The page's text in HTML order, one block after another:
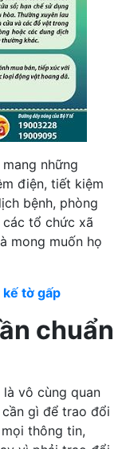
những
điện, tiết kiệm
bệnh, phòng
tổ chức xã
mong muốn họ
tờ gấp
chuẩn
vô cùng quan
gì để trao đổi
thông tin,